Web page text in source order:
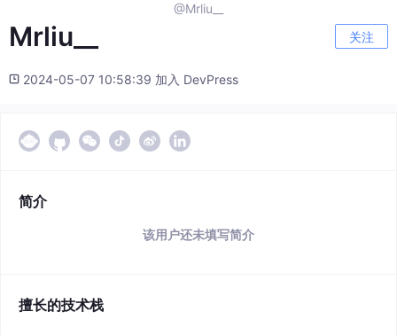
@Mrliu__
Mrliu__ 关注
2024-05-07 10:58:39 加入 DevPress
简介
该用户还未填写简介
擅长的技术栈